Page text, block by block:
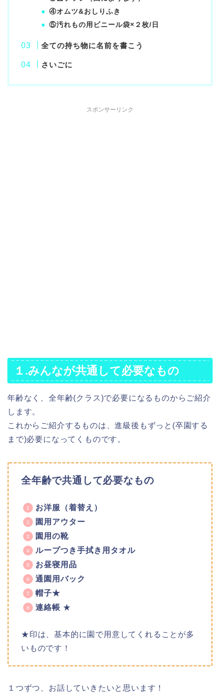
④オムツ&おしりふき
⑤汚れもの用ビニール袋×２枚/日
全ての持ち物に名前を書こう
さいごに
スポンサーリンク
１.みんなが共通して必要なもの
年齢なく、全年齢(クラス)で必要になるものからご紹介
します。
これからご紹介するものは、進級後もずっと(卒園する
まで)必要になってくものです。
全年齢で共通して必要なもの
お洋服（着替え）
園用アウター
園用の靴
ループつき手拭き用タオル
お昼寝用品
通園用バック
帽子★
連絡帳 ★
★印は、基本的に園で用意してくれることが多
いものです！
１つずつ、お話していきたいと思います！